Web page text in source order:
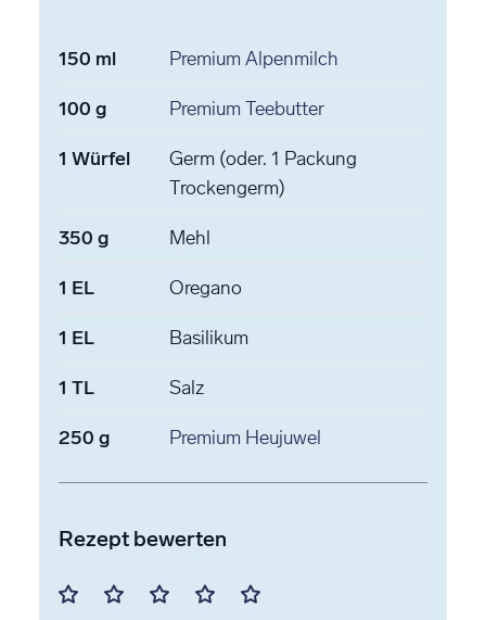
150 ml Premium Alpenmilch
100 g Premium Teebutter
1 Würfel Germ (oder. 1 Packung
Trockengerm)
350 g Mehl
1 EL Oregano
1 EL Basilikum
1 TL Salz
250 g Premium Heujuwel
Rezept bewerten
Mit Mit Mit Mit Mit